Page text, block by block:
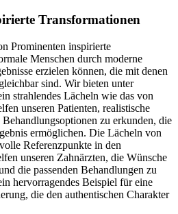
Transformationen
Prominenten inspirierte
Menschen durch moderne
erzielen können, die mit denen
sind. Wir bieten unter
strahlendes Lächeln wie das von
unseren Patienten, realistische
zu erkunden, die
ermöglichen. Die Lächeln von
Referenzpunkte in den
unseren Zahnärzten, die Wünsche
die passenden Behandlungen zu
hervorragendes Beispiel für eine
die den authentischen Charakter